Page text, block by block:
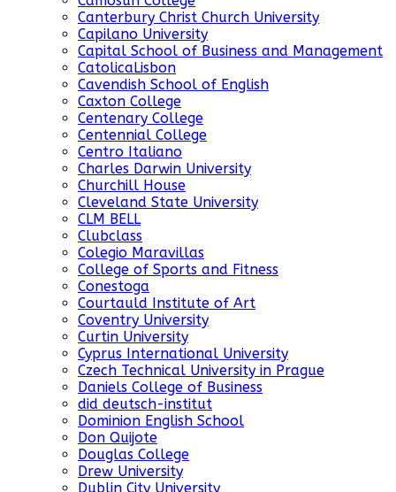
Canterbury Christ Church University
Capilano University
Capital School of Business and Management
CatolicaLisbon
Cavendish School of English
Caxton College
Centenary College
Centennial College
Centro Italiano
Charles Darwin University
Churchill House
Cleveland State University
CLM BELL
Clubclass
Colegio Maravillas
College of Sports and Fitness
Conestoga
Courtauld Institute of Art
Coventry University
Curtin University
Cyprus International University
Czech Technical University in Prague
Daniels College of Business
did deutsch-institut
Dominion English School
Don Quijote
Douglas College
Drew University
Dublin City University